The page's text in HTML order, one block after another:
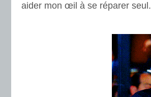
aider mon œil à se réparer seul.